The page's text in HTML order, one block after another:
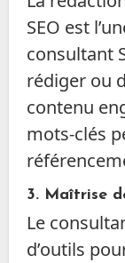
SEO est
consultant
rédiger ou
contenu
mots-clés
3. Maîtrise
Le
d’outils